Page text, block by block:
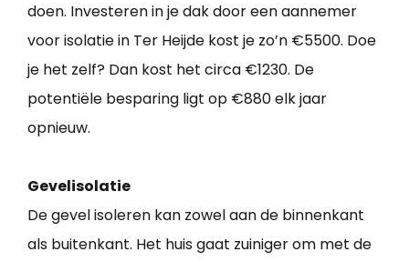
doen. Investeren in je dak door een aannemer
voor isolatie in Ter Heijde kost je zo’n €5500. Doe
je het zelf? Dan kost het circa €1230. De
potentiële besparing ligt op €880 elk jaar
opnieuw.
Gevelisolatie
De gevel isoleren kan zowel aan de binnenkant
als buitenkant. Het huis gaat zuiniger om met de